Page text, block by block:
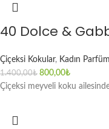
40 Dolce &
Çiçeksi Kokular, Kadın
1.400,00₺ 800,00₺
Çiçeksi meyveli koku